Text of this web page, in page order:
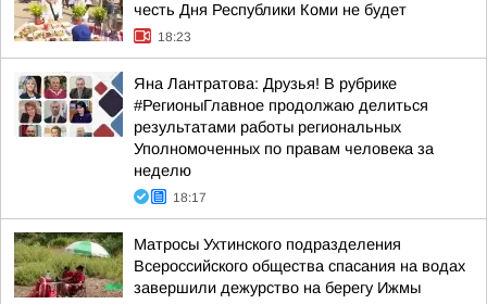
честь Дня Республики Коми не будет
18:23
Яна Лантратова: Друзья! В рубрике
#РегионыГлавное продолжаю делиться
результатами работы региональных
Уполномоченных по правам человека за
неделю
18:17
Матросы Ухтинского подразделения
Всероссийского общества спасания на водах
завершили дежурство на берегу Ижмы